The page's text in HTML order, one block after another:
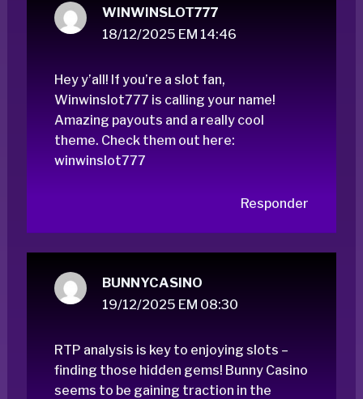
WINWINSLOT777
18/12/2025 EM 14:46
Hey y’all! If you’re a slot fan,
Winwinslot777 is calling your name!
Amazing payouts and a really cool
theme. Check them out here:
winwinslot777
Responder
BUNNYCASINO
19/12/2025 EM 08:30
RTP analysis is key to enjoying slots –
finding those hidden gems! Bunny Casino
seems to be gaining traction in the